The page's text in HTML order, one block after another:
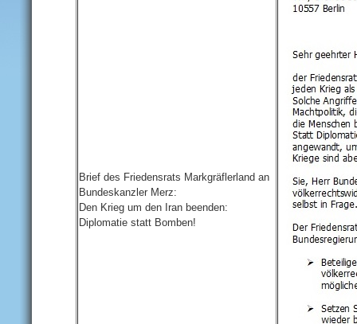
Brief des Friedensrats Markgräflerland an
Bundeskanzler Merz:
Den Krieg um den Iran beenden:
Diplomatie statt Bomben!